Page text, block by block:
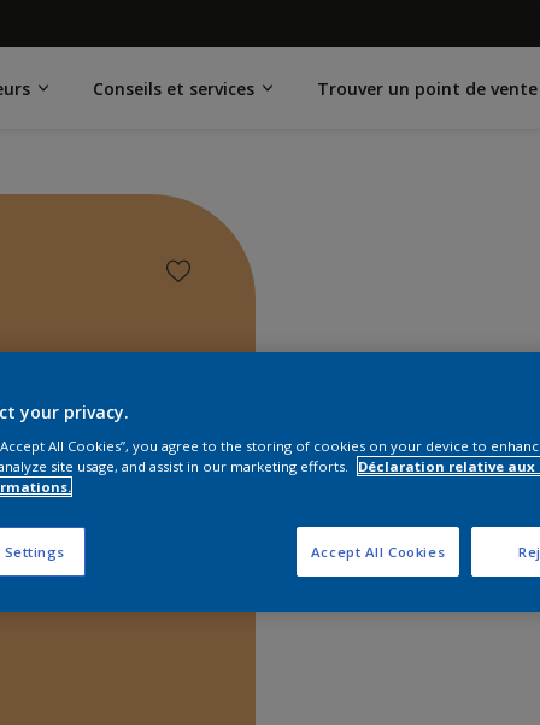
Conseils et services Trouver un point de vente
Trouver
your privacy.
All Cookies”, you agree to the storing of cookies on your device to
site usage, and assist in our marketing efforts.
Déclaration relative aux
Settings Accept All Cookies